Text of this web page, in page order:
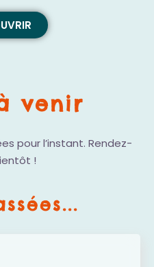
venir
pour l’instant. Rendez-
!